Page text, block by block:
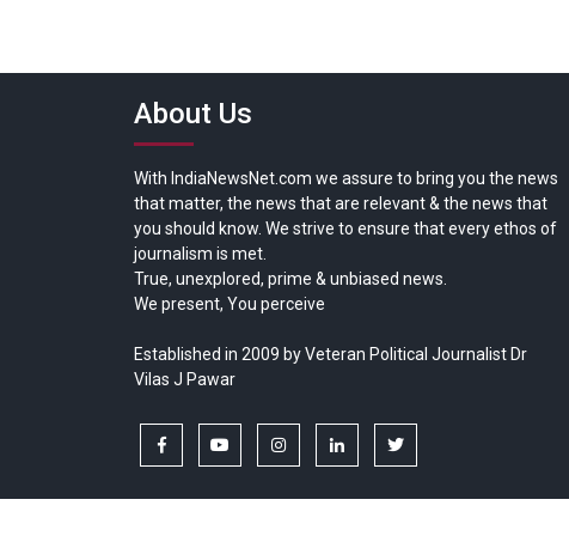
About Us
With IndiaNewsNet.com we assure to bring you the news
that matter, the news that are relevant & the news that
you should know. We strive to ensure that every ethos of
journalism is met.
True, unexplored, prime & unbiased news.
We present, You perceive
Established in 2009 by Veteran Political Journalist Dr
Vilas J Pawar
facebook youtubeinstagramlinkedintwitter